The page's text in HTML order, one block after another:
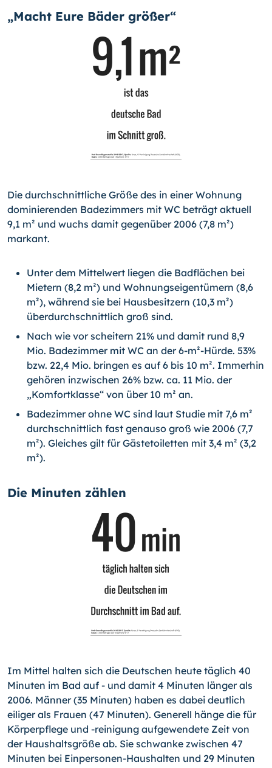
„Macht Eure Bäder größer“
Die durchschnittliche Größe des in einer Wohnung
dominierenden Badezimmers mit WC beträgt aktuell
9,1 m² und wuchs damit gegenüber 2006 (7,8 m²)
markant.
Unter dem Mittelwert liegen die Badflächen bei
Mietern (8,2 m²) und Wohnungseigentümern (8,6
m²), während sie bei Hausbesitzern (10,3 m²)
überdurchschnittlich groß sind.
Nach wie vor scheitern 21% und damit rund 8,9
Mio. Badezimmer mit WC an der 6-m²-Hürde. 53%
bzw. 22,4 Mio. bringen es auf 6 bis 10 m². Immerhin
gehören inzwischen 26% bzw. ca. 11 Mio. der
„Komfortklasse“ von über 10 m² an.
Badezimmer ohne WC sind laut Studie mit 7,6 m²
durchschnittlich fast genauso groß wie 2006 (7,7
m²). Gleiches gilt für Gästetoiletten mit 3,4 m² (3,2
m²).
Die Minuten zählen
Im Mittel halten sich die Deutschen heute täglich 40
Minuten im Bad auf - und damit 4 Minuten länger als
2006. Männer (35 Minuten) haben es dabei deutlich
eiliger als Frauen (47 Minuten). Generell hänge die für
Körperpflege und -reinigung aufgewendete Zeit von
der Haushaltsgröße ab. Sie schwanke zwischen 47
Minuten bei Einpersonen-Haushalten und 29 Minuten